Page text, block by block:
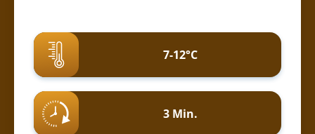
7-12°C
3 Min.